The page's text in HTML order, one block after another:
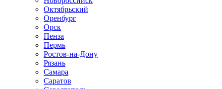
Октябрьский
Оренбург
Орск
Пенза
Пермь
Ростов-на-Дону
Рязань
Самара
Саратов